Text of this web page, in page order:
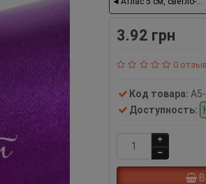
3.92 грн
0
Код товара:
Доступность: